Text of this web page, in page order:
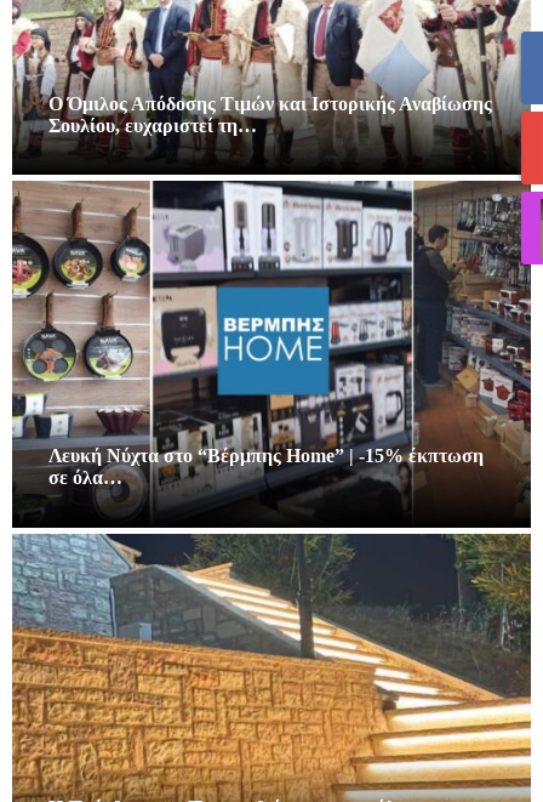
Ο Όμιλος Απόδοσης Τιμών και Ιστορικής Αναβίωσης
Σουλίου, ευχαριστεί τη…
Λευκή Νύχτα στο “Βέρμπης Home” | -15% έκπτωση
σε όλα…